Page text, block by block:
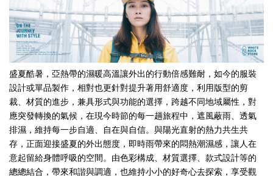
盛夏酷暑，亞熱帶的濕暖高溫讓外出的行動倍感難耐，如今的服裝
設計或單品製作，相對也更針對提升著用舒適度，利用版型的剪
裁、材質的進步，兼具形式與功能的選擇，跨越不同地域屬性，對
應突發轉換的氣候，在現今時節的每一趟旅程中，遮風蔽雨、透氣
排濕，維持每一步自適、自在與自信。與陽光直射的熱力共生共
存，正面迎接盛夏的外出態度，即時雨帶來的悶熱潮濕感，讓人在
意起留給身體呼吸的空間。由色彩構成、材質選擇、款式設計等的
總總結合，帶來和諧與調適，也維持小小的好奇心去探索，享受觀